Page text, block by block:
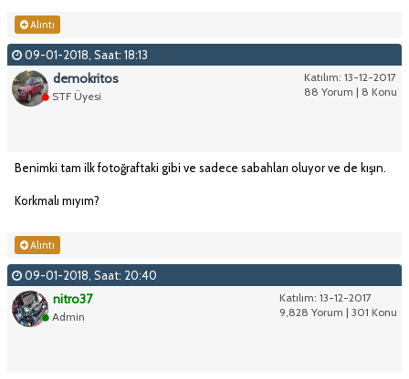
Alıntı
09-01-2018, Saat: 18:13
Katılım: 13-12-2017
88 Yorum | 8 Konu
demokritos
STF Üyesi
Benimki tam ilk fotoğraftaki gibi ve sadece sabahları oluyor ve de kışın.
Korkmalı mıyım?
Alıntı
09-01-2018, Saat: 20:40
Katılım: 13-12-2017
9,828 Yorum | 301 Konu
nitro37
Admin